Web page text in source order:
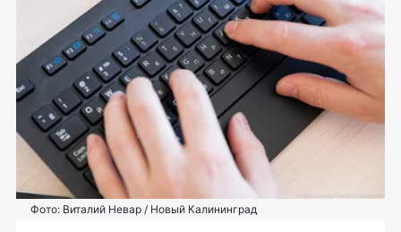
Фото: Виталий Невар / Новый Калининград